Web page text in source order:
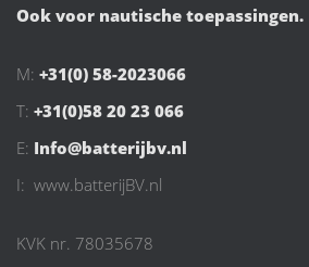
Ook voor nautische toepassingen.
M: +31(0) 58-2023066
T: +31(0)58 20 23 066
E: Info@batterijbv.nl
I: www.batterijBV.nl
KVK nr. 78035678